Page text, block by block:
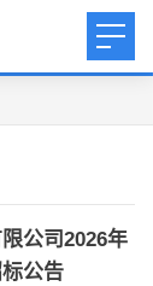
公司2026年
公告